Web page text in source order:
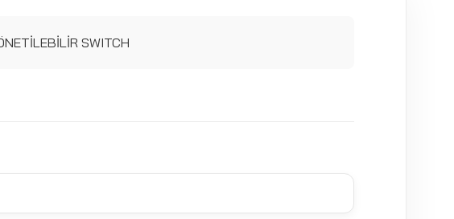
SWITCH